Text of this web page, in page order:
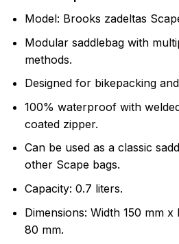
Model: Brooks zadeltas
Modular saddlebag with
methods.
Designed for bikepacking
100% waterproof with
coated zipper.
Can be used as a classic
other Scape bags.
Capacity: 0.7 liters.
Dimensions: Width 150 mm
80 mm.